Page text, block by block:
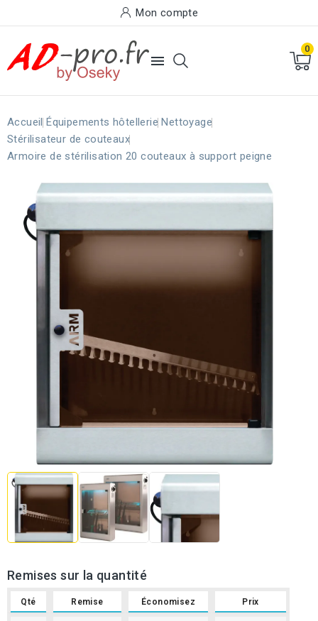
Mon compte

0
Accueil Équipements hôtellerie Nettoyage
Stérilisateur de couteaux
Armoire de stérilisation 20 couteaux à support peigne
Remises sur la quantité
Qté Remise Économisez Prix